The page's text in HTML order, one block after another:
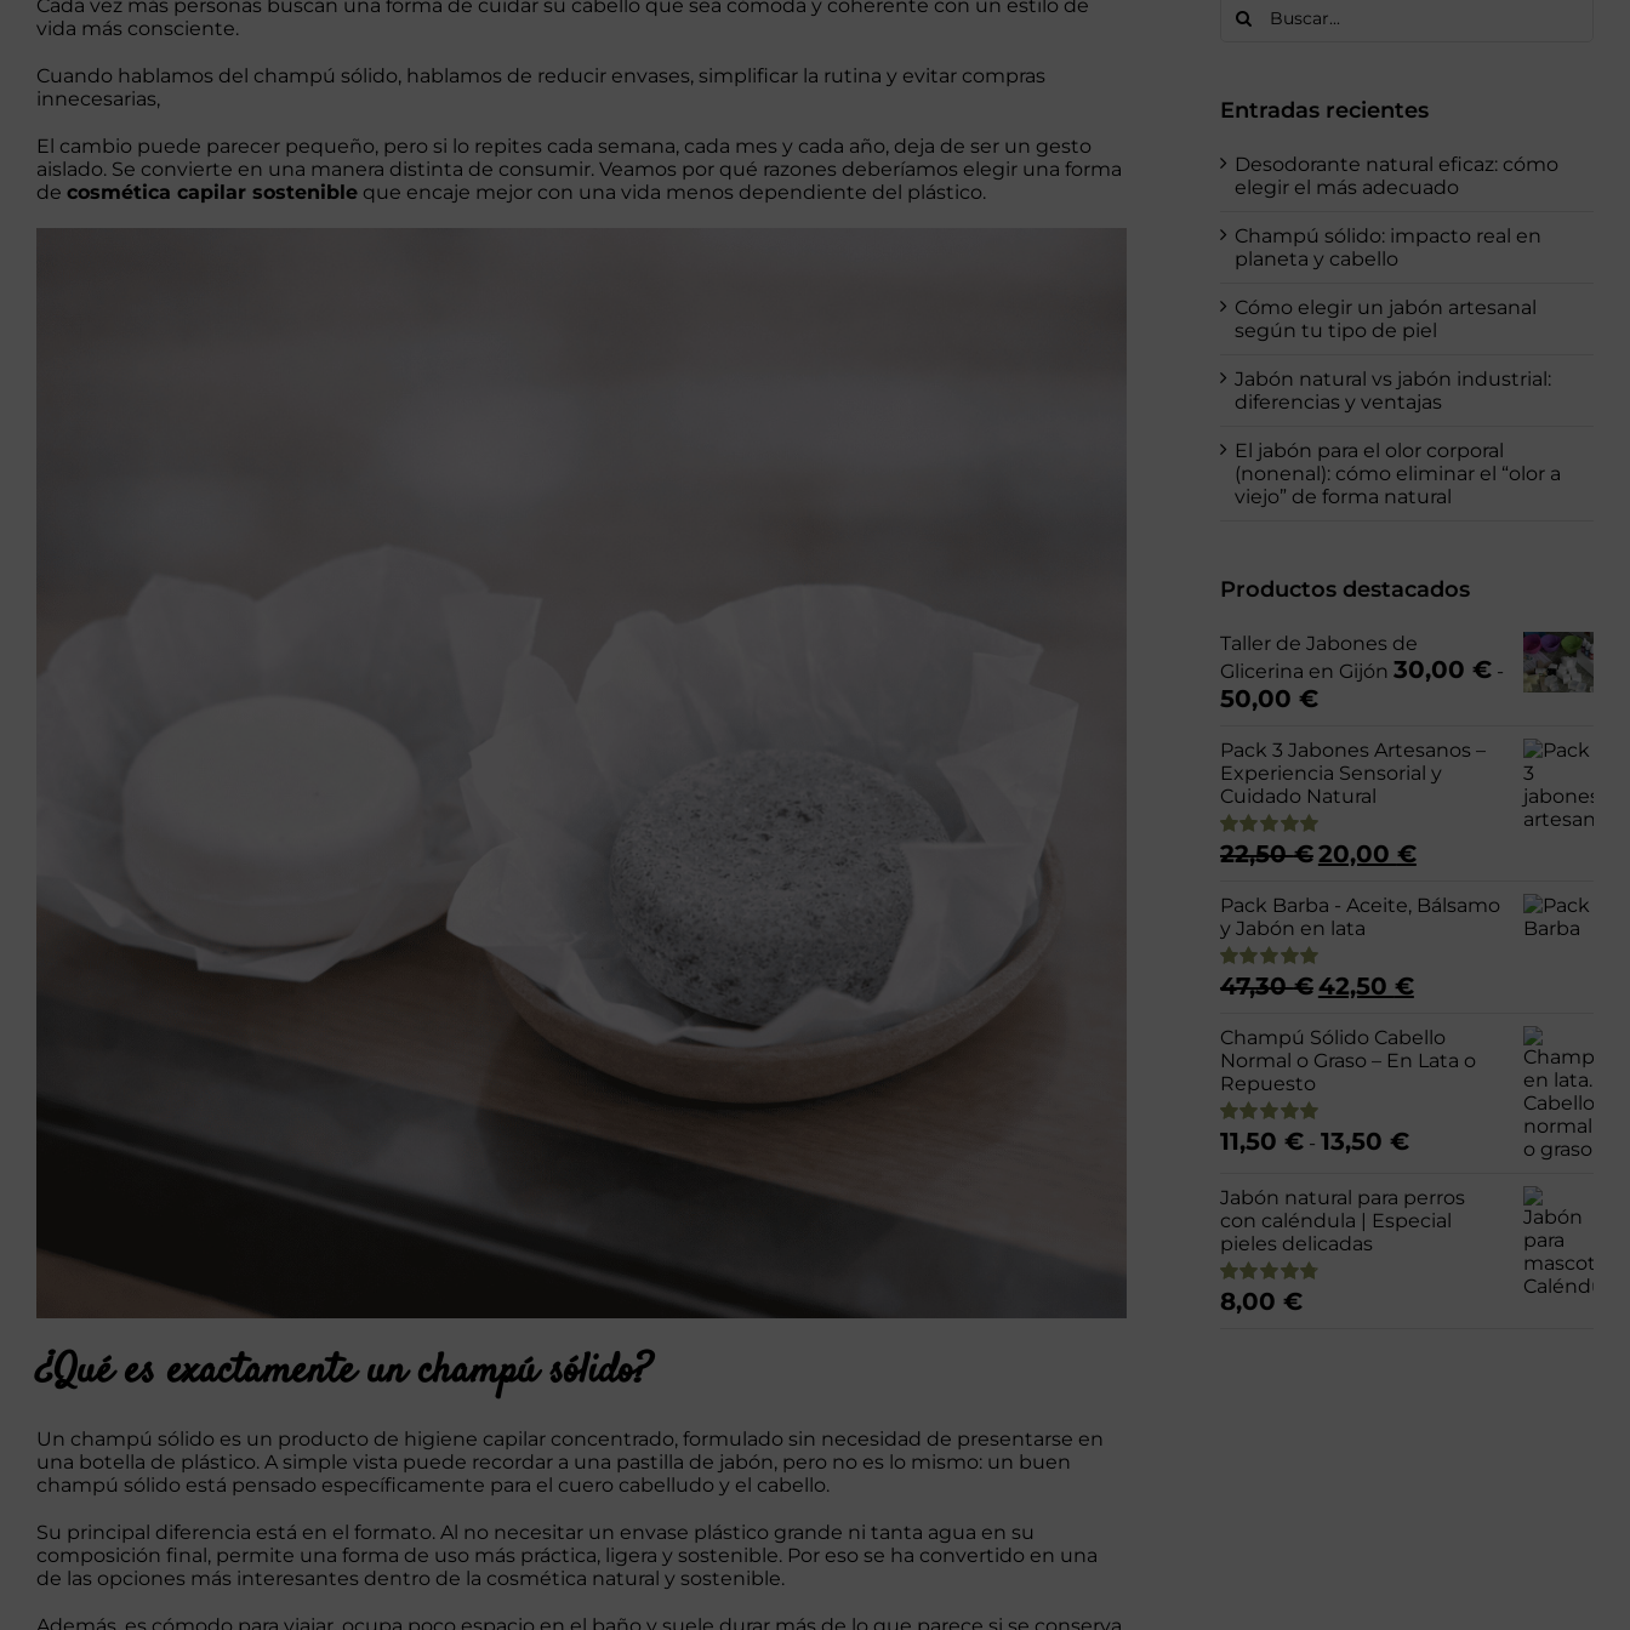
Cada vez más personas buscan una forma de cuidar su cabello que sea cómoda y coherente con un estilo de
vida más consciente.
Cuando hablamos del champú sólido, hablamos de reducir envases, simplificar la rutina y evitar compras
innecesarias,
El cambio puede parecer pequeño, pero si lo repites cada semana, cada mes y cada año, deja de ser un gesto
aislado. Se convierte en una manera distinta de consumir. Veamos por qué razones deberíamos elegir una forma
de cosmética capilar sostenible que encaje mejor con una vida menos dependiente del plástico.
¿Qué es exactamente un champú sólido?
Un champú sólido es un producto de higiene capilar concentrado, formulado sin necesidad de presentarse en
una botella de plástico. A simple vista puede recordar a una pastilla de jabón, pero no es lo mismo: un buen
champú sólido está pensado específicamente para el cuero cabelludo y el cabello.
Su principal diferencia está en el formato. Al no necesitar un envase plástico grande ni tanta agua en su
composición final, permite una forma de uso más práctica, ligera y sostenible. Por eso se ha convertido en una
de las opciones más interesantes dentro de la cosmética natural y sostenible.
Entradas recientes
Desodorante natural eficaz: cómo
elegir el más adecuado
Champú sólido: impacto real en
planeta y cabello
Cómo elegir un jabón artesanal
según tu tipo de piel
Jabón natural vs jabón industrial:
diferencias y ventajas
El jabón para el olor corporal
(nonenal): cómo eliminar el “olor a
viejo” de forma natural
Productos destacados
Taller de Jabones de
Glicerina en Gijón 30,00 € -
50,00 €Rango
precios:
desde
30,00 €
hasta
Pack 3 Jabones Artesanos –
Experiencia Sensorial y
Cuidado Natural
Valorado
4.98
22,50€ El
precio
original
era:
22,50 €.
20,00 €El
precio
actual
es:
Pack Barba - Aceite, Bálsamo
y Jabón en lata
Valorado
5.00
47,30€ El
precio
original
era:
47,30 €.
42,50 €El
precio
actual
es:
42,50 €.
Champú Sólido Cabello
Normal o Graso – En Lata o
Repuesto
Valorado
con
11,50 € - 13,50 €Rango
desde
11,50 €
Jabón natural para perros
con caléndula | Especial
pieles delicadas
Valorado
con
8,00 €